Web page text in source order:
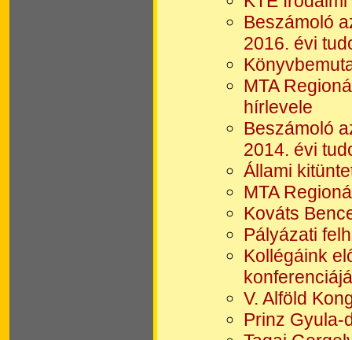
Beszámoló
2016. évi
MTA
hírlevele
Beszámoló
2014. évi
Állami
MTA
Kováts
Pályázati
Kollégáink
V. Alföld
Prinz Gyula-